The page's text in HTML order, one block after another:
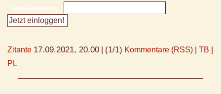
Gäste-Passwort:
Zitante 17.09.2021, 20.00 (1/1) Kommentare (RSS) | TB
PL